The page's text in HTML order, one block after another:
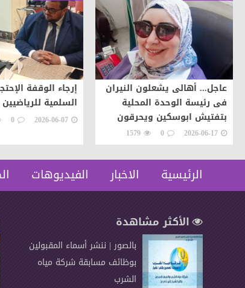
عاجل... أهالى يشعلون النيران
فى رئيسة الوحدة المحلية
بتفتيش ابوسكين ويحرقون
سيارتها اعتراضات على تنفيذ
قرار إزالة..
2026-06-17
0
1579
إرجاء الوقفة
السلمية للرياضيين
2026-06-07
0
الرئيسية الاخبار الفيديوهات
الأكثر مشاهدة
بالصور | ننشر أسماء المقبولين
بوظائف مسابقة شركة مياه
الشرب